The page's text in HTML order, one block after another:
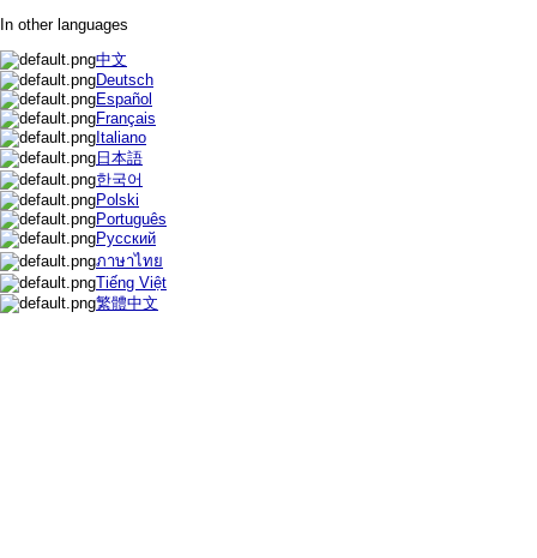
In other languages
中文
Deutsch
Español
Français
Italiano
日本語
한국어
Polski
Português
Русский
ภาษาไทย
Tiếng Việt
繁體中文